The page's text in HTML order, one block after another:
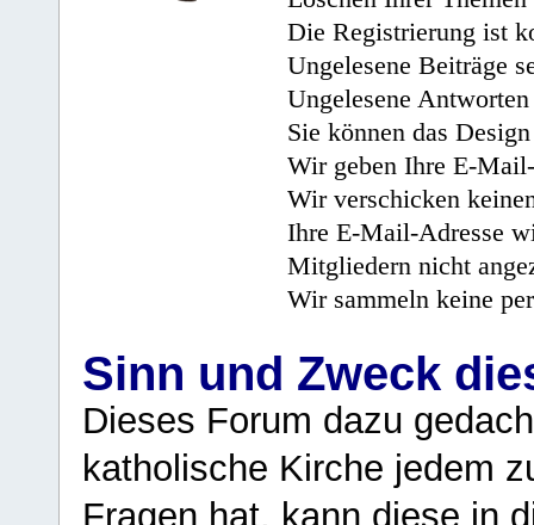
Die Registrierung ist
Ungelesene Beiträge
Ungelesene
Sie können das
Wir geben Ihre E-
Wir verschicken
Ihre E-Mail-Adresse
Mitgliedern nicht
Wir sammeln keine
Sinn und Zweck
Dieses Forum dazu
katholische Kirche jedem
Fragen hat, kann diese in